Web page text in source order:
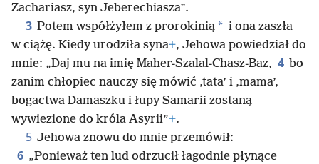
Zachariasz, syn Jeberechiasza”.
3 Potem współżyłem z prorokinią * i ona zaszła
w ciążę. Kiedy urodziła syna+, Jehowa powiedział do
mnie: „Daj mu na imię Maher-Szalal-Chasz-Baz, 4 bo
zanim chłopiec nauczy się mówić ‚tata’ i ‚mama’,
bogactwa Damaszku i łupy Samarii zostaną
wywiezione do króla Asyrii”+.
5 Jehowa znowu do mnie przemówił:
6 „Ponieważ ten lud odrzucił łagodnie płynące